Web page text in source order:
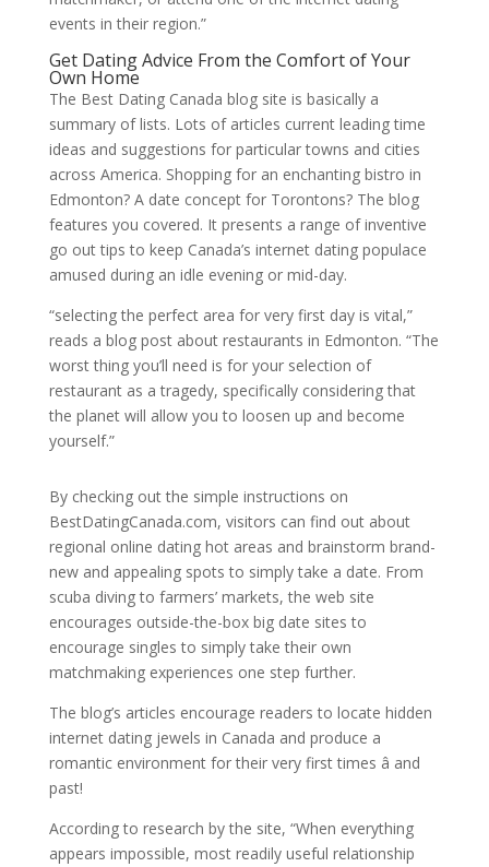
events in their region.”
Get Dating Advice From the Comfort of Your
Own Home
The Best Dating Canada blog site is basically a
summary of lists. Lots of articles current leading time
ideas and suggestions for particular towns and cities
across America. Shopping for an enchanting bistro in
Edmonton? A date concept for Torontons? The blog
features you covered. It presents a range of inventive
go out tips to keep Canada’s internet dating populace
amused during an idle evening or mid-day.
“selecting the perfect area for very first day is vital,”
reads a blog post about restaurants in Edmonton. “The
worst thing you’ll need is for your selection of
restaurant as a tragedy, specifically considering that
the planet will allow you to loosen up and become
yourself.”
By checking out the simple instructions on
BestDatingCanada.com, visitors can find out about
regional online dating hot areas and brainstorm brand-
new and appealing spots to simply take a date. From
scuba diving to farmers’ markets, the web site
encourages outside-the-box big date sites to
encourage singles to simply take their own
matchmaking experiences one step further.
The blog’s articles encourage readers to locate hidden
internet dating jewels in Canada and produce a
romantic environment for their very first times â and
past!
According to research by the site, “When everything
appears impossible, most readily useful relationship